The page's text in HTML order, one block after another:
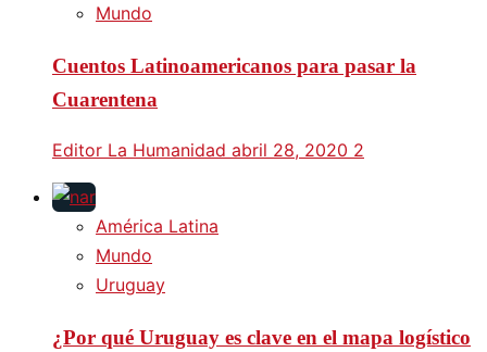
Mundo
Cuentos Latinoamericanos para pasar la
Cuarentena
Editor La Humanidad abril 28, 2020 2
América Latina
Mundo
Uruguay
¿Por qué Uruguay es clave en el mapa logístico